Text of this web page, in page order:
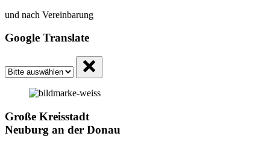
und nach Vereinbarung
Google Translate
Große Kreisstadt
Neuburg an der Donau